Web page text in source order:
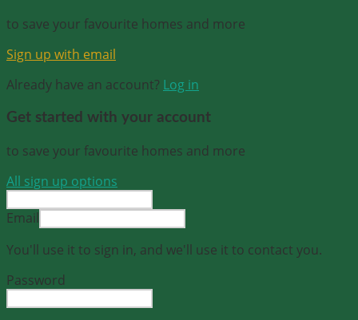
to save your favourite homes and more
Sign up with email
Already have an account? Log in
Get started with your account
to save your favourite homes and more
All sign up options
Email
You'll use it to sign in, and we'll use it to contact you.
Password